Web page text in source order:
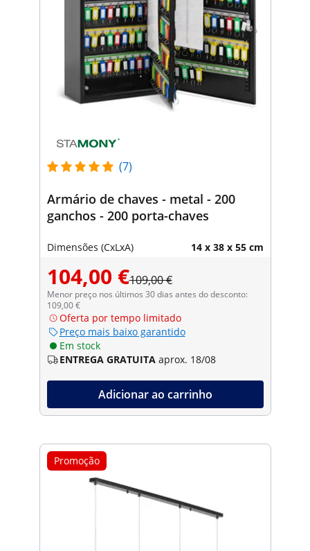
(7)
Armário de chaves - metal - 200
ganchos - 200 porta-chaves
Dimensões (CxLxA) 14 x 38 x 55 cm
104,00 €109,00 €
Menor preço nos últimos 30 dias antes do desconto:
109,00 €
Oferta por tempo limitado
Preço mais baixo garantido
Em stock
ENTREGA GRATUITA aprox. 18/08
Adicionar ao carrinho
Promoção